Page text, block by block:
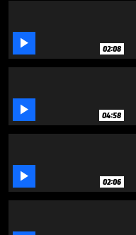
 02:08
 04:58
 02:06